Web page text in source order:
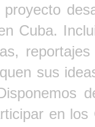
Cuba.
sus
en